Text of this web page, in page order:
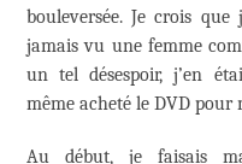
bouleversée. Je crois
jamais vu une femme
un tel désespoir, j’en
même acheté le DVD
Au début, je faisais